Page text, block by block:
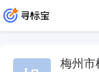
梅州市